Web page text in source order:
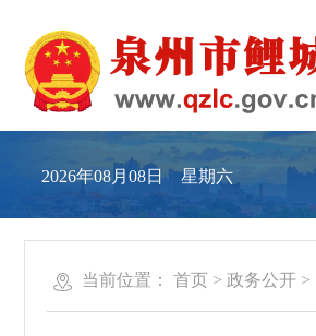
2026年08月08日 星期六
当前位置： 首页 > 政务公开 >